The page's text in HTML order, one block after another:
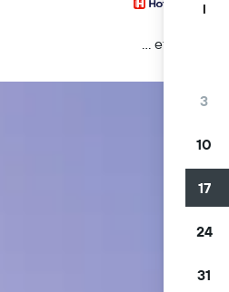
… et plus
l
3
10
17
24
31